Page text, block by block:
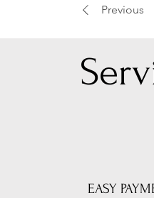
Previous
Serv
EASY